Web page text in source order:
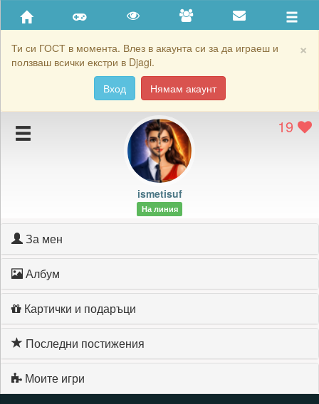
×
Ти си ГОСТ в момента. Влез в акаунта си за да играеш и
ползваш всички екстри в Djagi.
Вход
Нямам акаунт
Приятели
Хронология на игри
Подаръците на ismetisuf
Картичките на ismetisuf
19
ismetisuf
На линия
За мен
Албум
Картички и подаръци
Последни постижения
Моите игри